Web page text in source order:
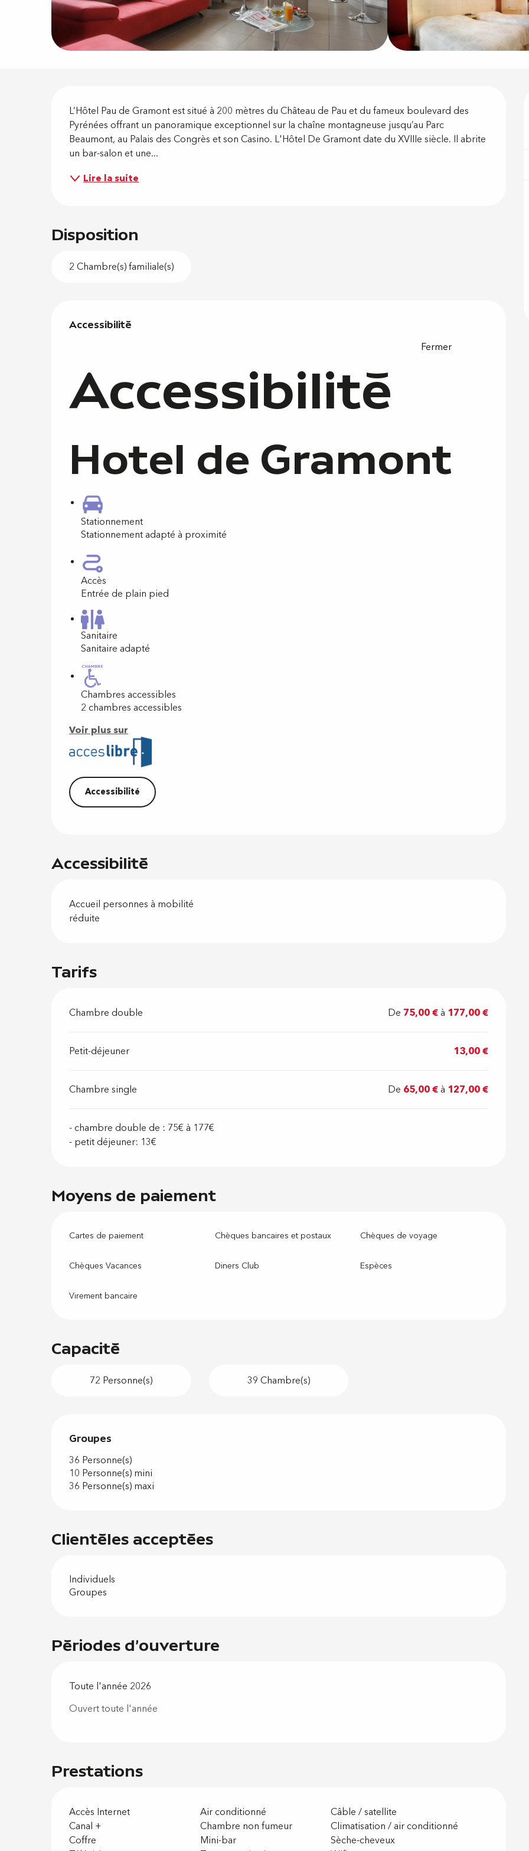
Description
L’Hôtel Pau de Gramont est situé à 200 mètres du Château de Pau et du fameux boulevard des
Pyrénées offrant un panoramique exceptionnel sur la chaîne montagneuse jusqu’au Parc
Beaumont, au Palais des Congrès et son Casino. L'Hôtel De Gramont date du XVIIIe siècle. Il abrite
un bar-salon et une...
Lire la suite
Disposition
2 Chambre(s) familiale(s)
Prestations
Accès Internet Air conditionné
Câble / satellite
Canal +
Chambre non fumeur
Climatisation / air conditionné
Coffre
Mini-bar
Sèche-cheveux
Offres de prestations
Accessibilité
Accessibilité
Fermer
Accessibilité
Hotel de Gramont
Stationnement
Stationnement adapté à proximité
Accès
Entrée de plain pied
Sanitaire
Sanitaire adapté
Chambres accessibles
2 chambres accessibles
Voir plus sur
Accessibilité
Accessibilité
Accueil personnes à mobilité
réduite
Tarifs
Chambre double De 75,00 €à 177,00 €
Petit-déjeuner 13,00 €
Chambre single De 65,00 €à 127,00 €
- chambre double de : 75€ à 177€
- petit déjeuner: 13€
Moyens de paiement
Cartes de paiement Chèques bancaires et postaux Chèques de voyage
Chèques Vacances Diners Club Espèces
Virement bancaire
Capacité
72 Personne(s) 39 Chambre(s)
Groupes
Groupes
36 Personne(s)
10 Personne(s) mini
36 Personne(s) maxi
Clientèles acceptées
Individuels
Groupes
Périodes d'ouverture
Toute l'année 2026
Ouvert toute l'année